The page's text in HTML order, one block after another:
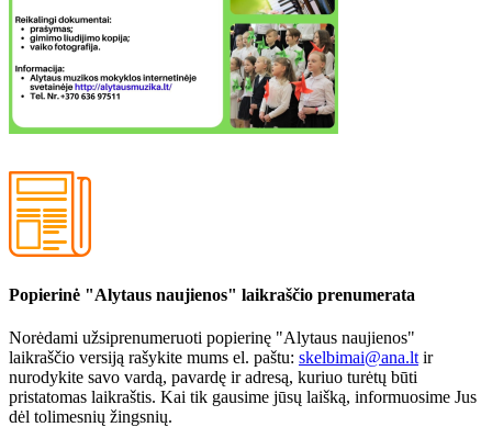
Popierinė "Alytaus naujienos" laikraščio prenumerata
Norėdami užsiprenumeruoti popierinę "Alytaus naujienos"
laikraščio versiją rašykite mums el. paštu: skelbimai@ana.lt ir
nurodykite savo vardą, pavardę ir adresą, kuriuo turėtų būti
pristatomas laikraštis. Kai tik gausime jūsų laišką, informuosime Jus
dėl tolimesnių žingsnių.